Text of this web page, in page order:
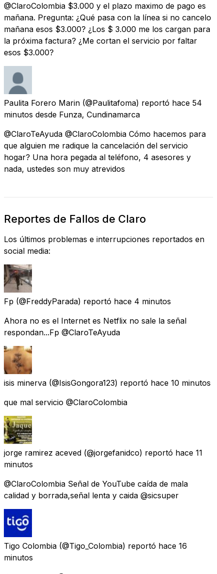
@ClaroColombia $3.000 y el plazo maximo de pago es
mañana. Pregunta: ¿Qué pasa con la línea si no cancelo
mañana esos $3.000? ¿Los $ 3.000 me los cargan para
la próxima factura? ¿Me cortan el servicio por faltar
esos $3.000?
Paulita Forero Marin (@Paulitafoma) reportó hace 54
minutos desde Funza, Cundinamarca
@ClaroTeAyuda @ClaroColombia Cómo hacemos para
que alguien me radique la cancelación del servicio
hogar? Una hora pegada al teléfono, 4 asesores y
nada, ustedes son muy atrevidos
Reportes de Fallos de Claro
Los últimos problemas e interrupciones reportados en
social media:
Fp (@FreddyParada) reportó hace 4 minutos
Ahora no es el Internet es Netflix no sale la señal
respondan...Fp @ClaroTeAyuda
isis minerva (@IsisGongora123) reportó hace 10 minutos
que mal servicio @ClaroColombia
jorge ramirez aceved (@jorgefanidco) reportó hace 11
minutos
@ClaroColombia Señal de YouTube caída de mala
calidad y borrada,señal lenta y caida @sicsuper
Tigo Colombia (@Tigo_Colombia) reportó hace 16
minutos